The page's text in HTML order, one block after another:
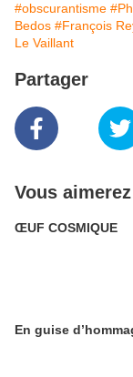
#obscurantisme
Bedos #François
Le Vaillant
Partager
Vous
ŒUF COSMIQUE
En guise